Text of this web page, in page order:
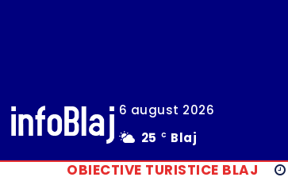
6 august 2026
25
C Blaj
OBIECTIVE TURISTICE BLAJ